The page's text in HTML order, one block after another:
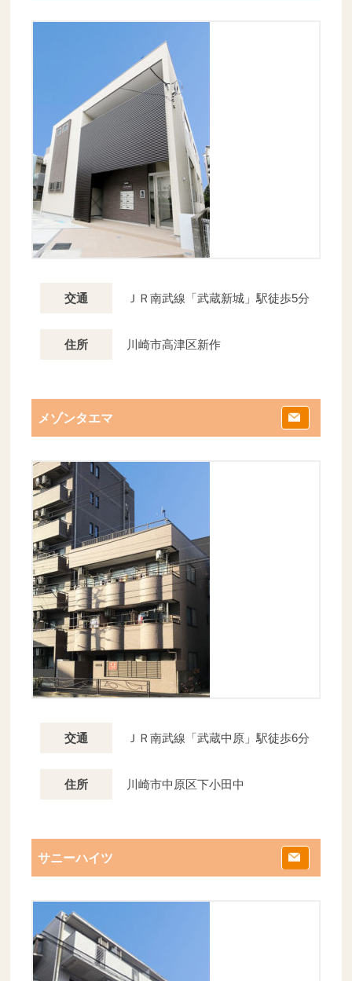
交通 ＪＲ南武線「武蔵新城」駅徒歩5分
住所 川崎市高津区新作
メゾンタエマ
交通 ＪＲ南武線「武蔵中原」駅徒歩6分
住所 川崎市中原区下小田中
サニーハイツ